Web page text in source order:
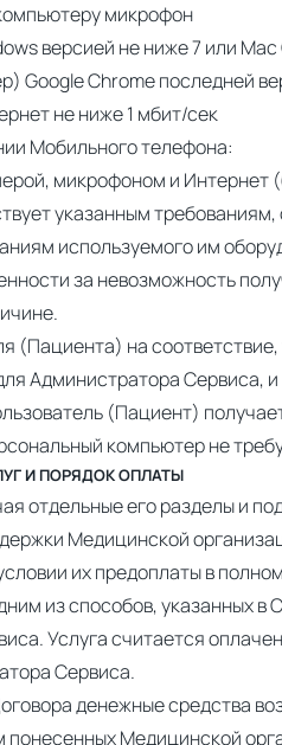
микрофон
версией не ниже 7 или Mac
Google Chrome последней
не ниже 1 мбит/сек
Мобильного телефона:
микрофоном и Интернет
указанным
используемого им
за невозможность
(Пациента) на
Администратора Сервиса,
(Пациент)
компьютер не
И ПОРЯДОК ОПЛАТЫ
отдельные его разделы и
Медицинской
их предоплаты в
из способов, указанных в
Услуга считается
Сервиса.
денежные средства
Медицинской